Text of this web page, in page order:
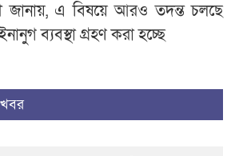
জানায়, এ বিষয়ে আরও তদন্ত চলছে
ব্যবস্থা গ্রহণ করা হচ্ছে